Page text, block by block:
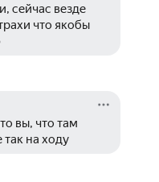
сейчас везде
что якобы
вы, что там
на ходу